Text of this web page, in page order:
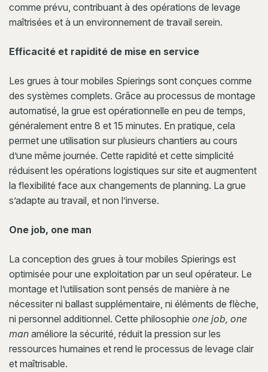
comme prévu, contribuant à des opérations de levage
maîtrisées et à un environnement de travail serein.
Efficacité et rapidité de mise en service
Les grues à tour mobiles Spierings sont conçues comme
des systèmes complets. Grâce au processus de montage
automatisé, la grue est opérationnelle en peu de temps,
généralement entre 8 et 15 minutes. En pratique, cela
permet une utilisation sur plusieurs chantiers au cours
d’une même journée. Cette rapidité et cette simplicité
réduisent les opérations logistiques sur site et augmentent
la flexibilité face aux changements de planning. La grue
s’adapte au travail, et non l’inverse.
One job, one man
La conception des grues à tour mobiles Spierings est
optimisée pour une exploitation par un seul opérateur. Le
montage et l’utilisation sont pensés de manière à ne
nécessiter ni ballast supplémentaire, ni éléments de flèche,
ni personnel additionnel. Cette philosophie one job, one
man améliore la sécurité, réduit la pression sur les
ressources humaines et rend le processus de levage clair
et maîtrisable.